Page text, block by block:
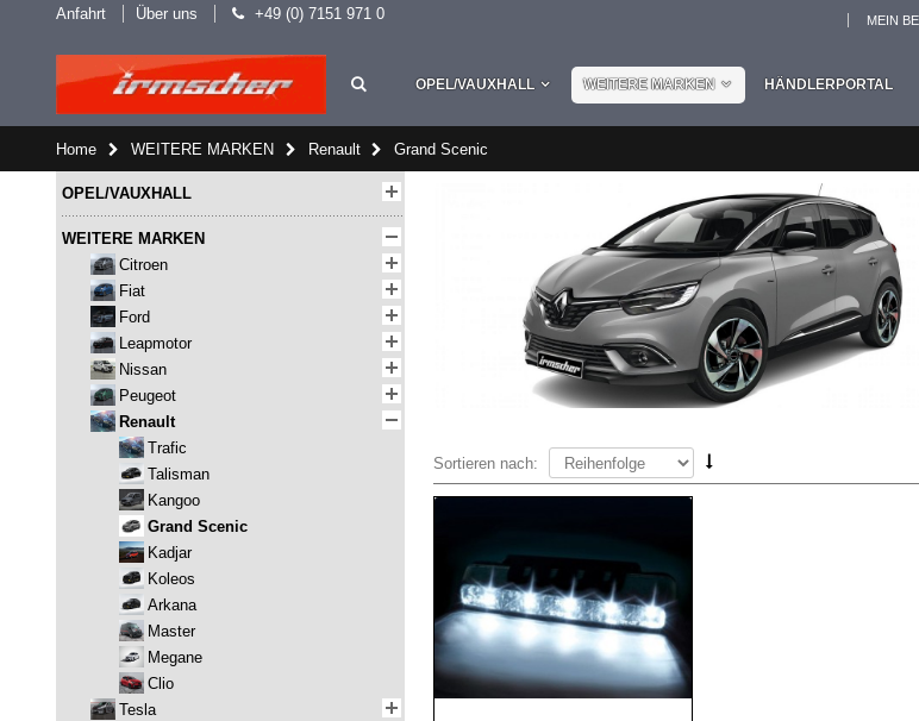
Anfahrt Über uns +49 (0) 7151 971 0 MEIN
OPEL/VAUXHALL WEITERE MARKEN HÄNDLERPORTAL
Home WEITERE MARKEN Renault Grand Scenic
Sortieren nach:
OPEL/VAUXHALL
WEITERE MARKEN
Citroen
Fiat
Ford
Leapmotor
Nissan
Peugeot
Renault
Trafic
Talisman
Kangoo
Grand Scenic
Kadjar
Koleos
Arkana
Master
Megane
Clio
Tesla